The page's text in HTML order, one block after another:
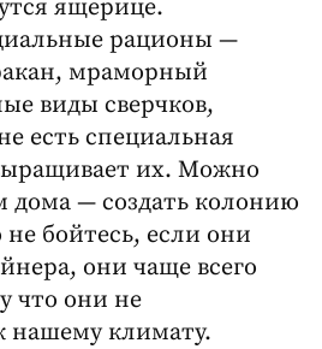
ящерице.
рационы —
мраморный
виды сверчков,
есть специальная
их. Можно
дома — создать колонию
бойтесь, если они
они чаще всего
что они не
нашему климату.